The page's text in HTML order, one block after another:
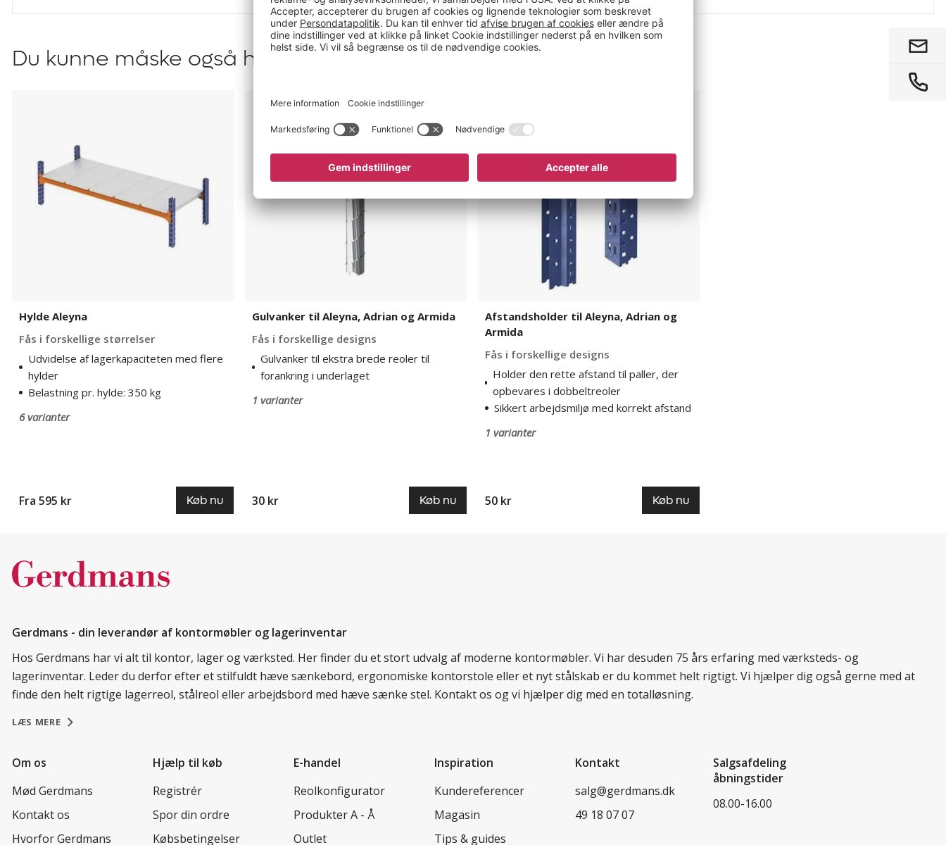
Du kunne måske også have brug for?
Hylde Aleyna
Fås i forskellige størrelser
Udvidelse af lagerkapaciteten med flere
hylder
Belastning pr. hylde: 350 kg
6 varianter
Fra 595 kr Køb nu
Gulvanker
Aleyna,
Armida
Gulvanker til Aleyna, Adrian og Armida
Fås i forskellige designs
Gulvanker til ekstra brede reoler til
forankring i underlaget
1 varianter
30 kr Køb nu
Aleyna,
Armida
Afstandsholder til Aleyna, Adrian og
Armida
Fås i forskellige designs
Holder den rette afstand til paller, der
opbevares i dobbeltreoler
Sikkert arbejdsmiljø med korrekt afstand
1 varianter
50 kr Køb nu
Gerdmans - din leverandør af kontormøbler og lagerinventar
Hos Gerdmans har vi alt til kontor, lager og værksted. Her finder du et stort udvalg af moderne kontormøbler. Vi har desuden 75 års erfaring med værksteds- og
lagerinventar. Leder du derfor efter et stilfuldt hæve sænkebord, ergonomiske kontorstole eller et nyt stålskab er du kommet helt rigtigt. Vi hjælper dig også gerne med at
finde den helt rigtige lagerreol, stålreol eller arbejdsbord med hæve sænke stel. Kontakt os og vi hjælper dig med en totalløsning.
LÆS MERE
Om os
Mød Gerdmans
Kontakt os
Hvorfor Gerdmans
Hjælp til køb
Registrér
Spor din ordre
Købsbetingelser
E-handel
Reolkonfigurator
Produkter A - Å
Outlet
Inspiration
Kundereferencer
Magasin
Tips & guides
Kontakt
salg@gerdmans.dk
49 18 07 07
Salgsafdeling
åbningstider
08.00-16.00